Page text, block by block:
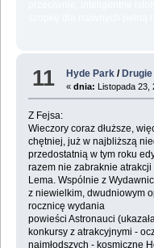
11 Hyde Park /
«dnia: Listopada 23,
Z Fejsa:
Wieczory coraz dłuższe,
chętniej, już w najbliższą
przedostatnią w tym roku
razem nie zabraknie atrakcji
Lema. Wspólnie z
z niewielkim, dwudniowym
rocznicę wydania
powieści Astronauci
konkursy z atrakcyjnymi -
najmłodszych - kosmiczne